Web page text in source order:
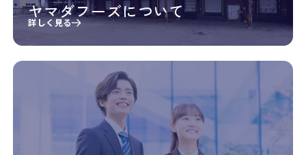
ヤマダフーズについて
詳しく見る